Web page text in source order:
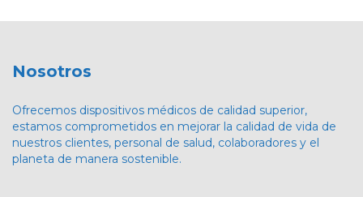
Nosotros
Ofrecemos dispositivos médicos de calidad superior,
estamos comprometidos en mejorar la calidad de vida de
nuestros clientes, personal de salud, colaboradores y el
planeta de manera sostenible.